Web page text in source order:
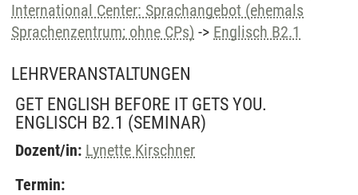
International Center: Sprachangebot (ehemals
Sprachenzentrum; ohne CPs) -> Englisch B2.1
LEHRVERANSTALTUNGEN
GET ENGLISH BEFORE IT GETS YOU.
ENGLISCH B2.1 (SEMINAR)
Dozent/in: Lynette Kirschner
Termin: